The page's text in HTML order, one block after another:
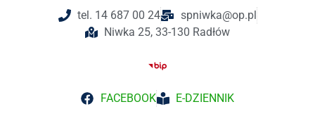
tel. 14 687 00 24
spniwka@op.pl
Niwka 25, 33-130 Radłów
FACEBOOK E-DZIENNIK